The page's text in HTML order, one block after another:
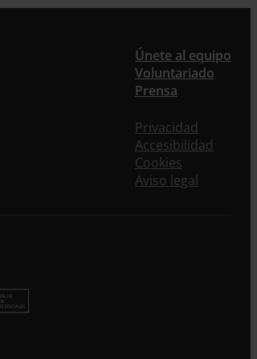
newsletter mensual y los
de completar este formulario.
de alta en nuestra base de
tanto de todas las novedades.
Únete al equipo
Voluntariado
Prensa
Privacidad
Accesibilidad
Cookies
Aviso legal